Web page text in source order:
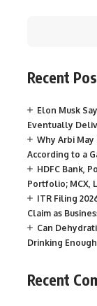
Recent
Elon Musk
Eventually
Why Arbi
According to a
HDFC Bank,
Portfolio; MCX,
ITR Filing
Claim as
Can
Drinking
Recent